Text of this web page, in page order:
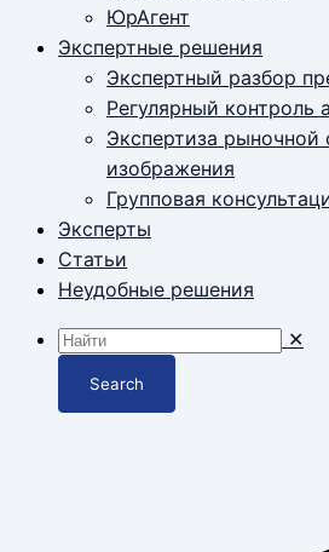
ЮрАгент
Экспертные решения
Экспертный разбор
Регулярный контроль
Экспертиза рыночной
изображения
Групповая
Эксперты
Статьи
Неудобные решения
✕